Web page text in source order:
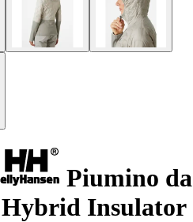
Piumino da
Insulator